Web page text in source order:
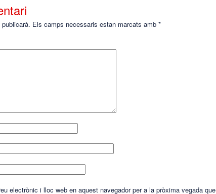
Els camps necessaris estan marcats amb *
electrònic i lloc web en aquest navegador per a la pròxima vegada que